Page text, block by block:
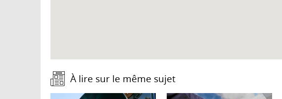
À lire sur le même sujet :